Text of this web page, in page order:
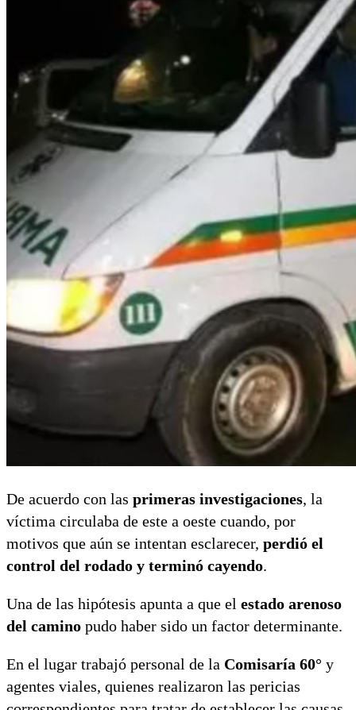
De acuerdo con las primeras investigaciones, la
víctima circulaba de este a oeste cuando, por
motivos que aún se intentan esclarecer, perdió el
control del rodado y terminó cayendo.
Una de las hipótesis apunta a que el estado arenoso
del camino pudo haber sido un factor determinante.
En el lugar trabajó personal de la Comisaría 60° y
agentes viales, quienes realizaron las pericias